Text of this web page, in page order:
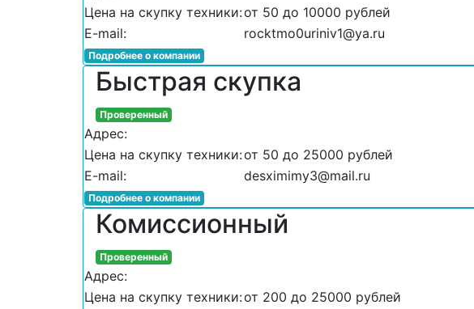
Цена на скупку техники:от 50 до 10000 рублей
E-mail:
rocktmo0uriniv1@ya.ru
Подробнее о компании
Быстрая скупка
Проверенный
Адрес:
Цена на скупку техники:от 50 до 25000 рублей
E-mail:
desximimy3@mail.ru
Подробнее о компании
Комиссионный
Проверенный
Адрес:
Цена на скупку техники:от 200 до 25000 рублей